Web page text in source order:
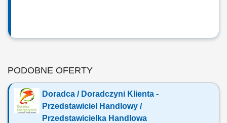
PODOBNE OFERTY
Doradca / Doradczyni Klienta -
Przedstawiciel Handlowy /
Przedstawicielka Handlowa